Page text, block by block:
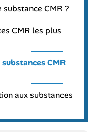
CMR ?
CMR les plus
CMR
aux substances